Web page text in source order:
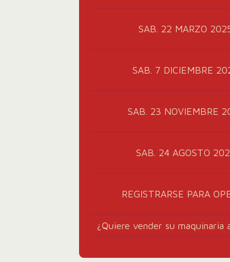
SAB. 22 MARZO
SAB. 7 DICIEMBRE
SAB. 23 NOVIEMBRE
SAB. 24 AGOSTO
REGISTRARSE PARA
¿Quiere vender su maquinaria